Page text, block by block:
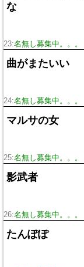
な
23:名無し募集中。。。
曲がまたいい
24:名無し募集中。。。
マルサの女
25:名無し募集中。。。
影武者
26:名無し募集中。。。
たんぽぽ